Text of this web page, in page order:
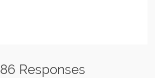
86 Responses